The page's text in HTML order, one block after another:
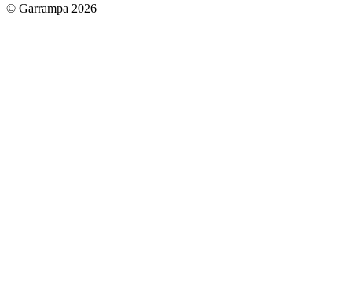
© Garrampa 2026